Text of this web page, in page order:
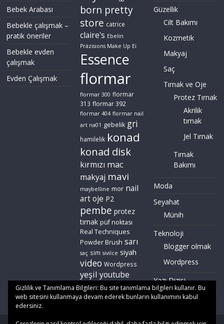
Bebek Arabası
Bebekle çalışmak –
pratik öneriler
Bebekle evden
çalışmak
Evden Çalışmak
born pretty
store catrice
claire's Ebelin
Präzisions Make Up Ei
Essence
flormar
flormar 300 flormar
313 flormar 392
flormar 404 flormar nail
art na01 gebelik gri
hamilelik konad
konad disk
kırmızı mac
makyaj mavi
maybelline mor nail
artoje P2
pembe protez
tırnak püf noktası
Real Techniques
Powder Brush sarı
saç sim sivilce siyah
video Wordpress
yeşil youtube
zoeva
Güzellik
Cilt Bakımı
Kozmetik
Makyaj
Saç
Tırnak ve Oje
Protez Tırnak
Akrilik
tırnak
Jel Tırnak
Tırnak
Bakımı
Moda
Seyahat
Münih
Teknoloji
Blogger olmak
Wordpress
Yazı Dizisi
Gizlilik ve Tanımlama Bilgileri: Bu site tanımlama bilgileri kullanır. Bu
web sitesini kullanmaya devam ederek bunların kullanımını kabul
edersiniz.